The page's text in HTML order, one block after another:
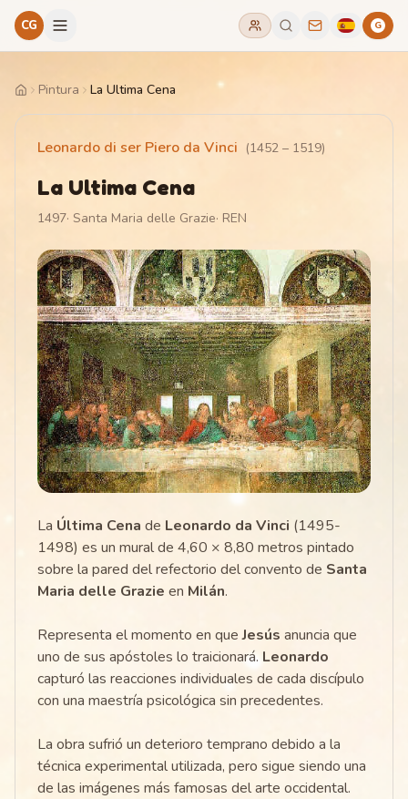
CG G
HomePintura La Ultima Cena
Leonardo di ser Piero da Vinci (1452 – 1519)
La Ultima Cena
1497· Santa Maria delle Grazie· REN
La Última Cena de Leonardo da Vinci (1495-
1498) es un mural de 4,60 × 8,80 metros pintado
sobre la pared del refectorio del convento de Santa
Maria delle Grazie en Milán.
Representa el momento en queJesús anuncia que
uno de sus apóstoles lo traicionará. Leonardo
capturó las reacciones individuales de cada discípulo
con una maestría psicológica sin precedentes.
La obra sufrió un deterioro temprano debido a la
técnica experimental utilizada, pero sigue siendo una
de las imágenes más famosas del arte occidental.